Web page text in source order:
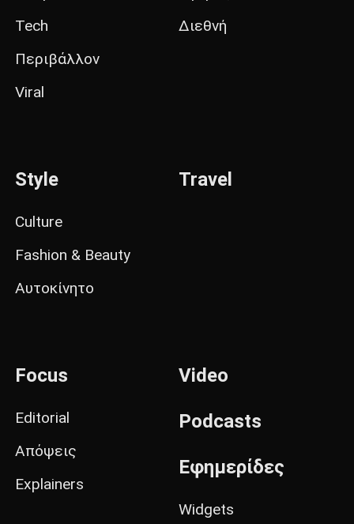
Tech
Περιβάλλον
Viral
Διεθνή
Style
Culture
Fashion & Beauty
Αυτοκίνητο
Travel
Focus
Editorial
Απόψεις
Explainers
Video
Podcasts
Εφημερίδες
Widgets